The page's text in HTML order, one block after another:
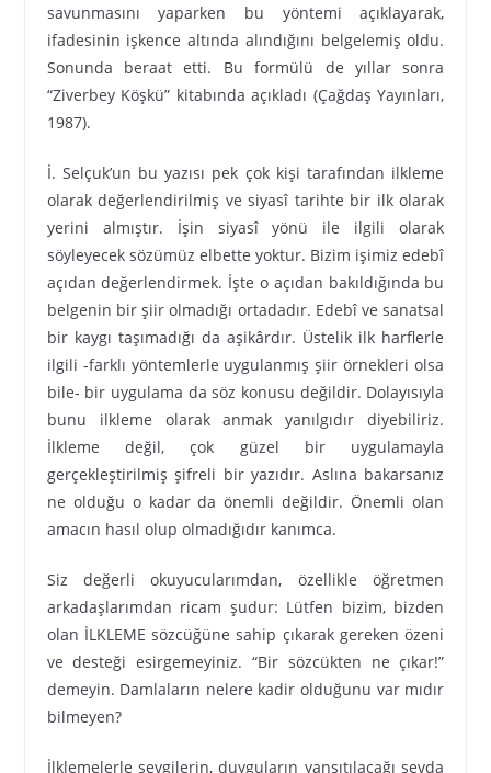
savunmasını yaparken bu yöntemi açıklayarak,
ifadesinin işkence altında alındığını belgelemiş oldu.
Sonunda beraat etti. Bu formülü de yıllar sonra
“Ziverbey Köşkü” kitabında açıkladı (Çağdaş Yayınları,
1987).
İ. Selçuk’un bu yazısı pek çok kişi tarafından ilkleme
olarak değerlendirilmiş ve siyasî tarihte bir ilk olarak
yerini almıştır. İşin siyasî yönü ile ilgili olarak
söyleyecek sözümüz elbette yoktur. Bizim işimiz edebî
açıdan değerlendirmek. İşte o açıdan bakıldığında bu
belgenin bir şiir olmadığı ortadadır. Edebî ve sanatsal
bir kaygı taşımadığı da aşikârdır. Üstelik ilk harflerle
ilgili -farklı yöntemlerle uygulanmış şiir örnekleri olsa
bile- bir uygulama da söz konusu değildir. Dolayısıyla
bunu ilkleme olarak anmak yanılgıdır diyebiliriz.
İlkleme değil, çok güzel bir uygulamayla
gerçekleştirilmiş şifreli bir yazıdır. Aslına bakarsanız
ne olduğu o kadar da önemli değildir. Önemli olan
amacın hasıl olup olmadığıdır kanımca.
Siz değerli okuyucularımdan, özellikle öğretmen
arkadaşlarımdan ricam şudur: Lütfen bizim, bizden
olan İLKLEME sözcüğüne sahip çıkarak gereken özeni
ve desteği esirgemeyiniz. “Bir sözcükten ne çıkar!”
demeyin. Damlaların nelere kadir olduğunu var mıdır
bilmeyen?
İlklemelerle sevgilerin, duyguların yansıtılacağı sevda